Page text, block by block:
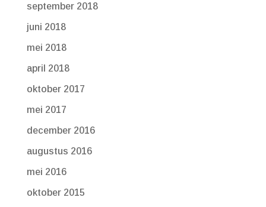
september 2018
juni 2018
mei 2018
april 2018
oktober 2017
mei 2017
december 2016
augustus 2016
mei 2016
oktober 2015